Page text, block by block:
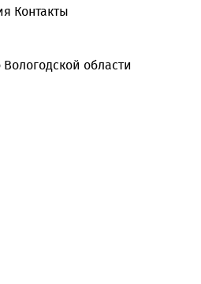
Контакты